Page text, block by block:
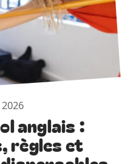
anglais :
règles et